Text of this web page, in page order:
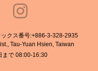
ックス番号:+886-3-328-2935
Tau-Yuan Hsien, Taiwan
まで 08:00-16:30